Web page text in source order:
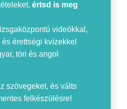
értsd is meg
videókkal,
érettségi kvízekkel
töri és angol
szövegeket, és válts
felkészülésre!